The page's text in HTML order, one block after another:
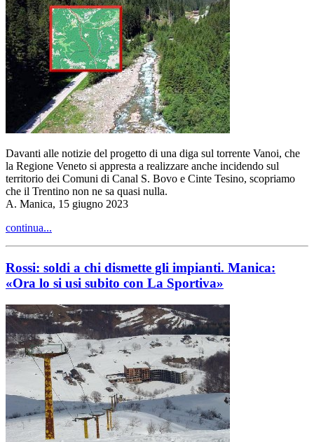
Davanti alle notizie del progetto di una diga sul torrente Vanoi, che
la Regione Veneto si appresta a realizzare anche incidendo sul
territorio dei Comuni di Canal S. Bovo e Cinte Tesino, scopriamo
che il Trentino non ne sa quasi nulla.
A. Manica, 15 giugno 2023
continua...
Rossi: soldi a chi dismette gli impianti. Manica:
«Ora lo si usi subito con La Sportiva»